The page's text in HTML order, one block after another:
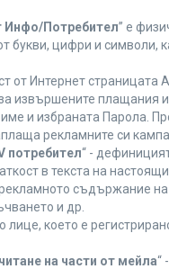
Инфо/Потребител” е
букви, цифри и
от Интернет
извършените плащания
и избраната Парола.
рекламните си
потребител“ -
в текста на
съдържание
и др.
лице, което е
на части от мейла“